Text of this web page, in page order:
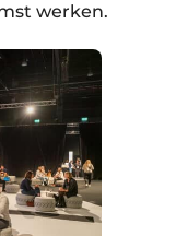
werken.